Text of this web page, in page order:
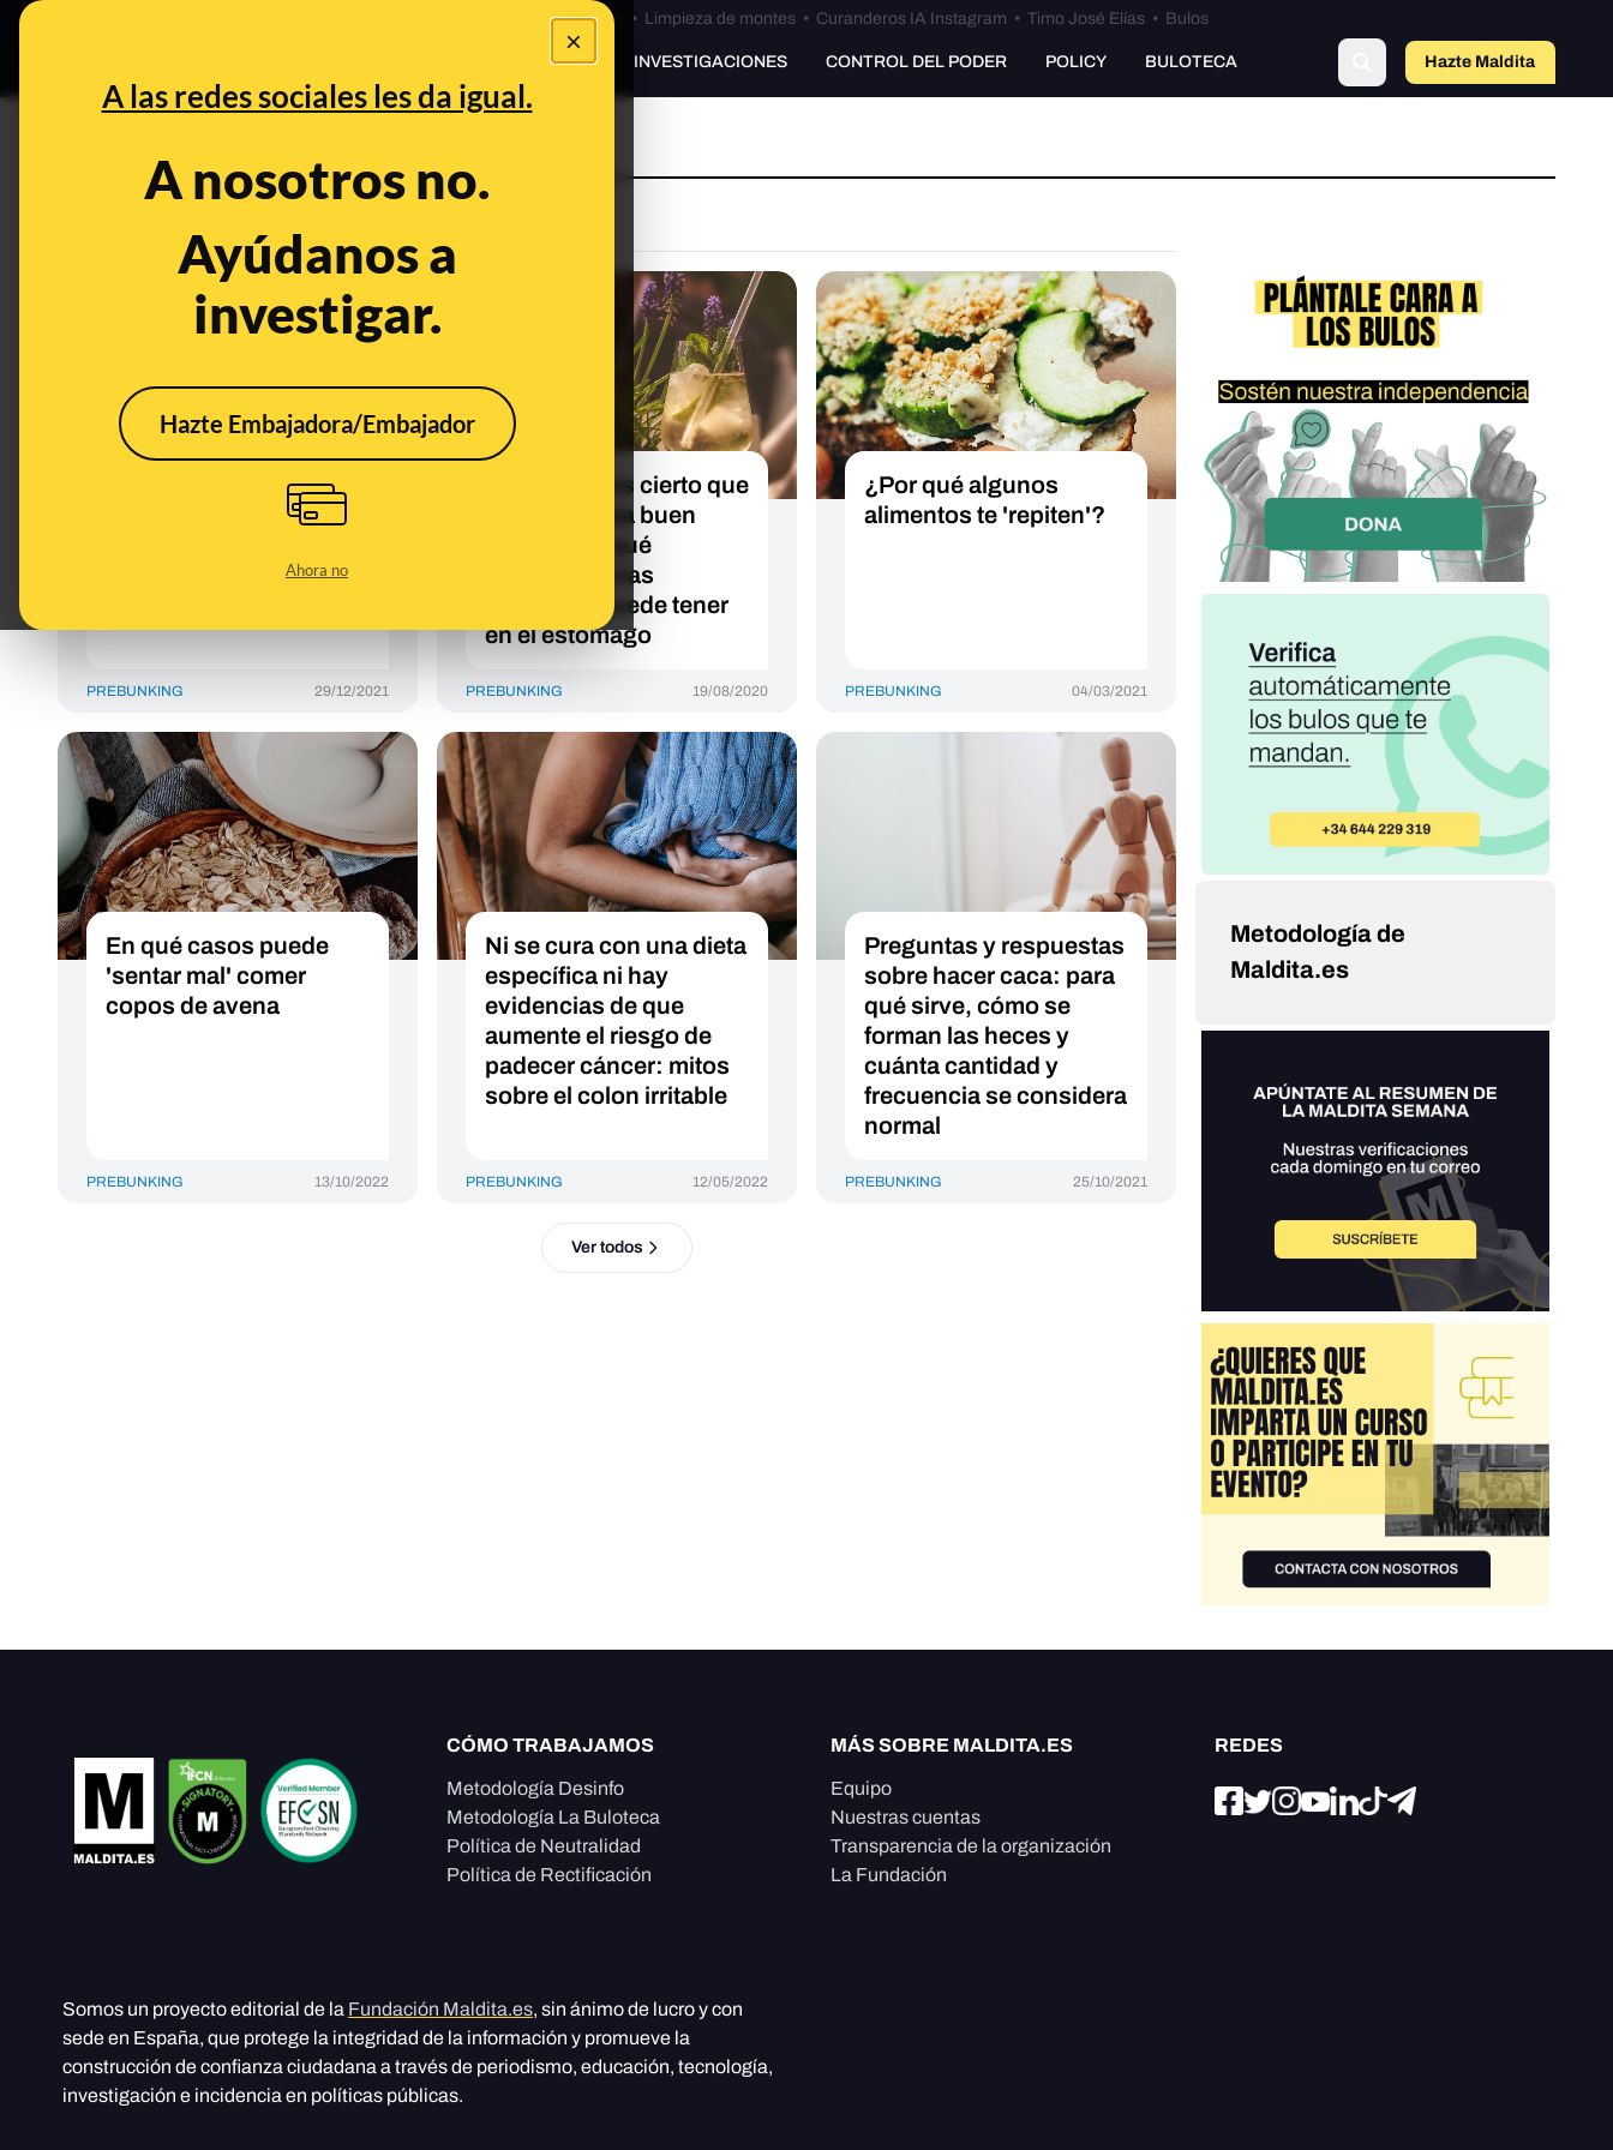
×
A las redes sociales les da igual.
A nosotros no.
Ayúdanos a
investigar.
Hazte Embajadora/Embajador
Ahora no
Bulos Ceuta • Limpieza de montes• Curanderos IA Instagram • Timo José Elías• Bulos
PREBUNKING INVESTIGACIONES CONTROL DEL PODER POLICY BULOTECA Hazte Maldita
sistema digestivo
Ardores y gases: cómo
prevenir y tratar los
digestión pesada
PREBUNKING 29/12/2021
Por qué no es cierto que
el alcohol sea buen
digestivo y qué
consecuencias
negativas puede tener
en el estómago
PREBUNKING 19/08/2020
¿Por qué algunos
alimentos te 'repiten'?
PREBUNKING 04/03/2021
En qué casos puede
'sentar mal' comer
copos de avena
PREBUNKING 13/10/2022
Ni se cura con una dieta
específica ni hay
evidencias de que
aumente el riesgo de
padecer cáncer: mitos
sobre el colon irritable
PREBUNKING 12/05/2022
Preguntas y respuestas
sobre hacer caca: para
qué sirve, cómo se
forman las heces y
cuánta cantidad y
frecuencia se considera
normal
PREBUNKING 25/10/2021
Ver todos
Metodología de
Maldita.es
CÓMO TRABAJAMOS
Metodología Desinfo
Metodología La Buloteca
Política de Neutralidad
Política de Rectificación
MÁS SOBRE MALDITA.ES
Equipo
Nuestras cuentas
Transparencia de la organización
La Fundación
REDES
Somos un proyecto editorial de la Fundación Maldita.es, sin ánimo de lucro y con
sede en España, que protege la integridad de la información y promueve la
construcción de confianza ciudadana a través de periodismo, educación, tecnología,
investigación e incidencia en políticas públicas.